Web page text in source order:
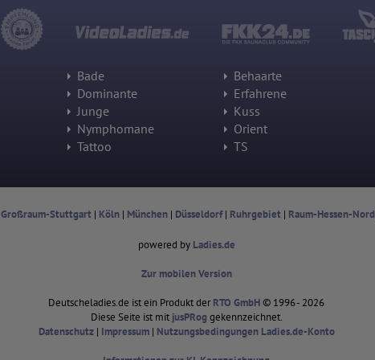
Wohin ging der Besucher? Klickte er auf weitere Seiten des Portals
oder hat er sie komplett verlassen?
Wie lange blieb der Besucher?
Europäische Union & USA
Wir nutzen Hotjar als Webanalysedient. Es wird verwendet, um Daten
über das Benutzerverhalten zu sammeln. Hotjar kann auch im
Rahmen von Umfragen und Feedbackfunktionen, die auf unserer
Hotjar Limited, Malta
Datum und Uhrzeit des Besuchs
Geografischer Standort
Mausbewegungen
Besuchte Seiten
Bildschirmauflösung
Bade Behaarte
Dominante Erfahrene
Junge Kuss
Nymphomane Orient
Tattoo TS
Großraum-Stuttgart | Köln| München| Düsseldorf| Ruhrgebiet | Raum-Hessen-Nord
powered by Ladies.de
Zur mobilen Version
Deutscheladies.de ist ein Produkt der RTO GmbH© 1996 - 2026
Diese Seite ist mit jusPRog gekennzeichnet.
Datenschutz| Impressum| Nutzungsbedingungen Ladies.de-Konto